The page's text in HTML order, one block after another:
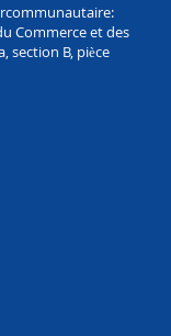
Commerce et des
section B, pièce